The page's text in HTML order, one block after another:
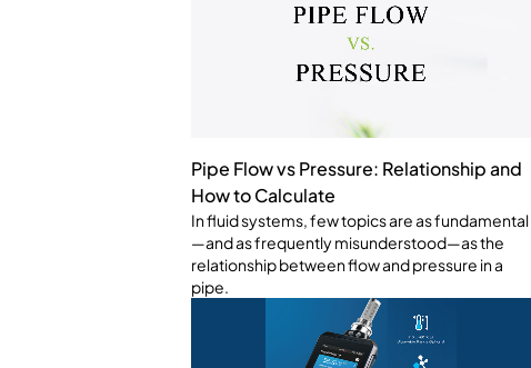
Pipe Flow vs Pressure: Relationship and
How to Calculate
In fluid systems, few topics are as fundamental
—and as frequently misunderstood—as the
relationship between flow and pressure in a
pipe.